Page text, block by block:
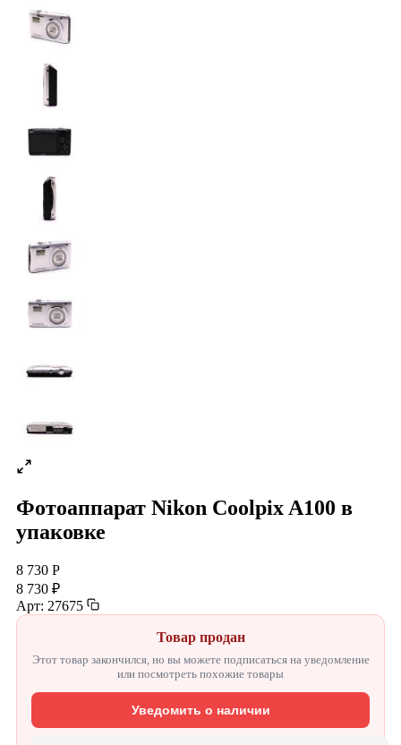
Фотоаппарат Nikon Coolpix A100 в
упаковке
8 730 Р
8 730 ₽
Арт: 27675
Товар продан
Этот товар закончился, но вы можете подписаться на уведомление
или посмотреть похожие товары
Уведомить о наличии